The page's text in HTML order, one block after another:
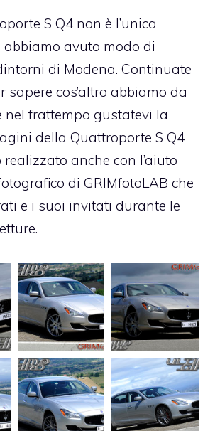
S Q4 non è l’unica
abbiamo avuto modo di
di Modena. Continuate
sapere cos’altro abbiamo da
nel frattempo gustatevi la
della Quattroporte S Q4
anche con l’aiuto
di GRIMfotoLAB che
e i suoi invitati durante le